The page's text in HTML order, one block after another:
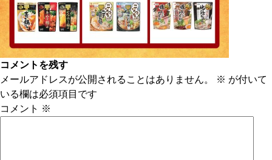
コメントを残す
メールアドレスが公開されることはありません。
※ が付いて
いる欄は必須項目です
コメント ※